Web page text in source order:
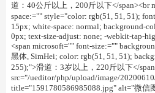
道：40公斤以上，200斤以下</span><br
space:="" style="color: rgb(51, 51, 51);
15px; white-space: normal; background-
0px; text-size-adjust: none; -webkit-tap-
<span microsoft="" font-size:=""
黑体, SimHei; color: rgb(51, 51, 51);
255);">滑道：3岁以上，220斤以下</
src="/ueditor/php/upload/image/
title="1591780586985088.jpg" alt="微信